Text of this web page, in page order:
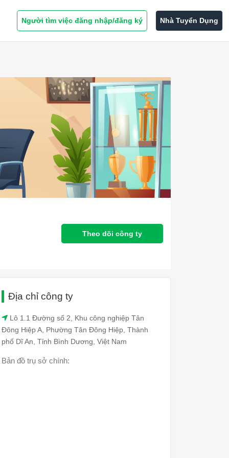
Người tìm việc đăng nhập/đăng ký Nhà Tuyển Dụng
Theo dõi công ty
Địa chỉ công ty
Lô 1.1 Đường số 2, Khu công nghiệp Tân
Đông Hiệp A, Phường Tân Đông Hiệp, Thành
phố Dĩ An, Tỉnh Bình Dương, Việt Nam
Bản đồ trụ sở chính: